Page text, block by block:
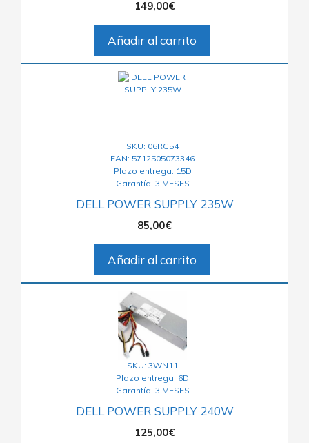
149,00€
Añadir al carrito
SKU: 06RG54
EAN: 5712505073346
Plazo entrega: 15D
Garantía: 3 MESES
DELL POWER SUPPLY 235W
85,00€
Añadir al carrito
SKU: 3WN11
Plazo entrega: 6D
Garantía: 3 MESES
DELL POWER SUPPLY 240W
125,00€